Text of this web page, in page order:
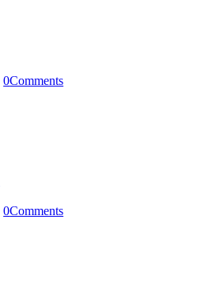
0Comments
0Comments